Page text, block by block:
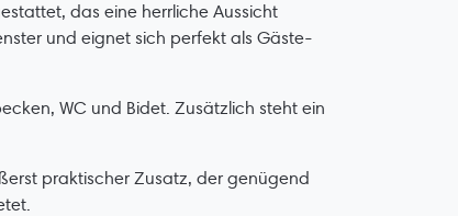
das eine herrliche Aussicht
und eignet sich perfekt als Gäste-
WC und Bidet. Zusätzlich steht ein
praktischer Zusatz, der genügend